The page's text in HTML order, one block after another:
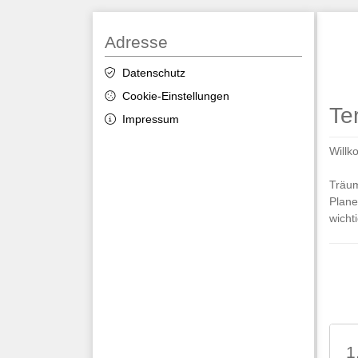
Adresse
Datenschutz
Cookie-Einstellungen
Impressum